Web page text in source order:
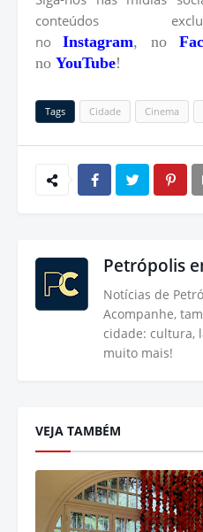
conteúdos
noInstagram, no
no YouTube!
Tags Cidade Cinema
Petrópolis
Notícias de
Acompanhe,
cidade: cultura,
muito mais!
VEJA TAMBÉM